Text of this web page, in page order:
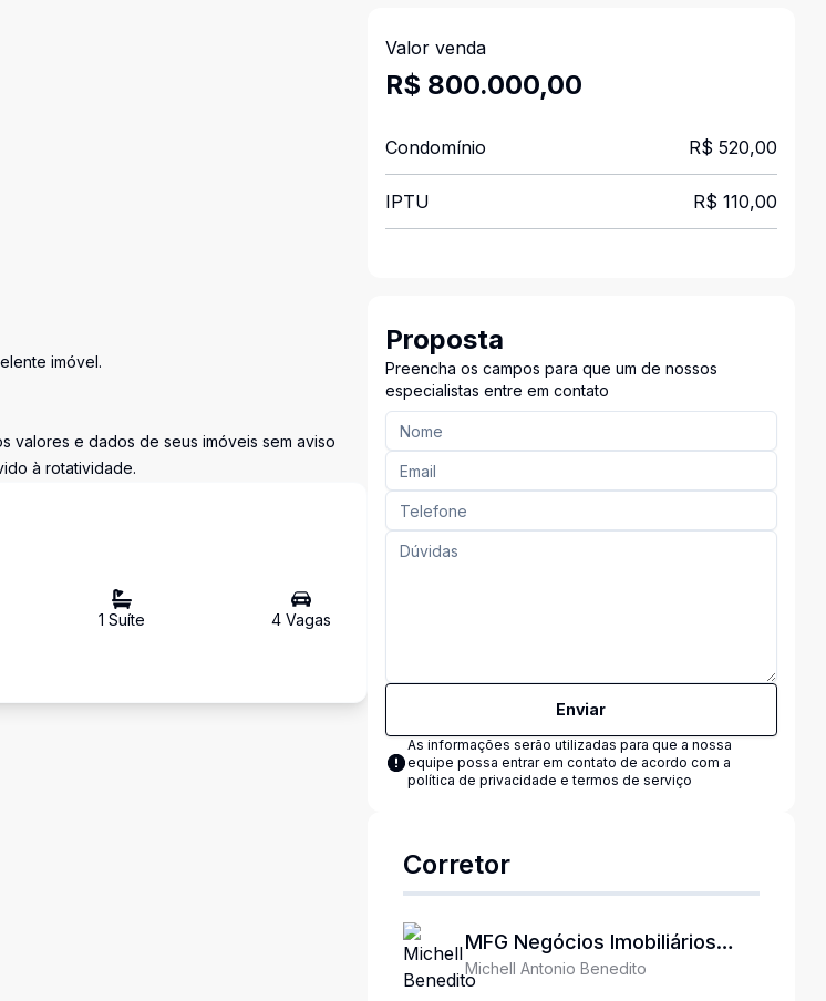
imóvel.
valores e dados de seus imóveis sem aviso
à rotatividade.
1 Suíte 4Vagas
Valor venda
R$ 800.000,00
Condomínio R$ 520,00
IPTU R$ 110,00
Proposta
Preencha os campos para que um de nossos
especialistas entre em contato
Enviar
As informações serão utilizadas para que a nossa
equipe possa entrar em contato de acordo com a
política de privacidade e termos de serviço
Corretor
MFG Negócios Imobiliários
Ltda
Michell Antonio Benedito